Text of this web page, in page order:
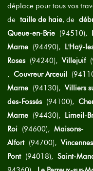
déplace pour tous vos
de taille de haie, de
Queue-en-Brie (94510),
Marne (94490), L'Haÿ-
Roses(94240),Villejuif
, Couvreur Arceuil
Marne (94130),Villiers
des-Fossés(94100),
Marne (94430), Limeil-
Roi (94600), Maisons-
Alfort(94700),Vincennes
Pont(94018), Saint-